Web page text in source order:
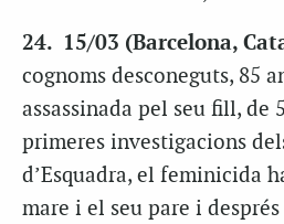
24. 15/03 (Barcelona,
cognoms desconeguts, 85
assassinada pel seu fill, de
primeres investigacions
d’Esquadra, el feminicida
mare i el seu pare i